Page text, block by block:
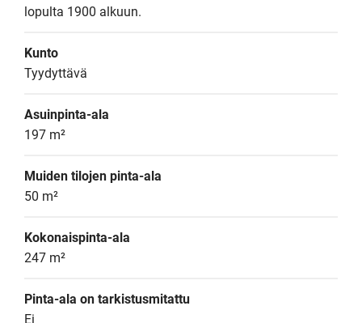
lopulta 1900 alkuun.
Kunto
Tyydyttävä
Asuinpinta-ala
197 m²
Muiden tilojen pinta-ala
50 m²
Kokonaispinta-ala
247 m²
Pinta-ala on tarkistusmitattu
Ei